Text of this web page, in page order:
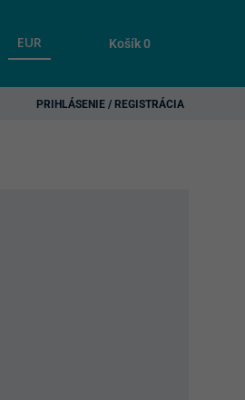
EUR Košík0
PRIHLÁSENIE / REGISTRÁCIA